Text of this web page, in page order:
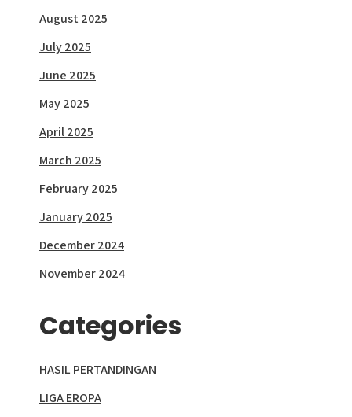
August 2025
July 2025
June 2025
May 2025
April 2025
March 2025
February 2025
January 2025
December 2024
November 2024
Categories
HASIL PERTANDINGAN
LIGA EROPA